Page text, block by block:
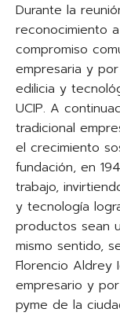
Durante la
reconocimiento
compromiso
empresaria y
edilicia y
UCIP. A
tradicional
el crecimiento
fundación, en
trabajo,
y tecnología
productos sean
mismo sentido,
Florencio Aldrey
empresario y
pyme de la